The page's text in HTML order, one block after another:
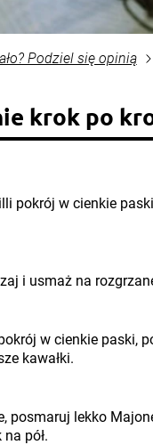
Podziel się opinią
krok po
pokrój w cienkie
i usmaż na
w cienkie paski,
kawałki.
posmaruj lekko
pół.